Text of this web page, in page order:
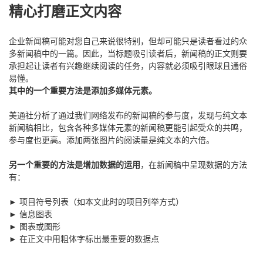
精心打磨正文内容
企业新闻稿可能对您自己来说很特别，但却可能只是读者看过的众
多新闻稿中的一篇。因此，当标题吸引读者后，新闻稿的正文则要
承担起让读者有兴趣继续阅读的任务，内容就必须吸引眼球且通俗
易懂。
其中的一个重要方法是添加多媒体元素。
美通社分析了通过我们网络发布的新闻稿的参与度，发现与纯文本
新闻稿相比，包含各种多媒体元素的新闻稿更能引起受众的共鸣，
参与度也更高。添加两张图片的阅读量是纯文本的六倍。
另一个重要的方法是增加数据的运用，在新闻稿中呈现数据的方法
有：
► 项目符号列表（如本文此时的项目列举方式）
► 信息图表
► 图表或图形
► 在正文中用粗体字标出最重要的数据点